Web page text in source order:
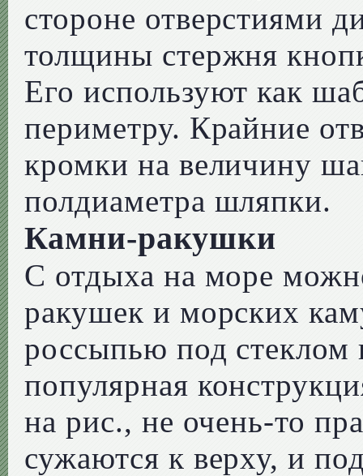
стороне отверстиями
толщины стержня
Его используют как
периметру. Крайние
кромки на величину
полдиаметра шляпки.
Камни-ракушки
С отдыха на море
ракушек и морских
россыпью под
популярная
на рис., не очень-то
сужаются к верху, и